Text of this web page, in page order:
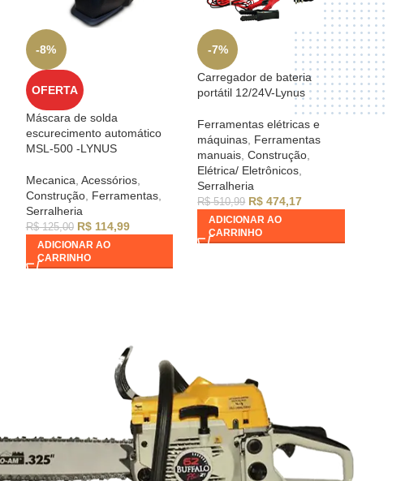
-8%
OFERTA
Máscara de solda
escurecimento automático
MSL-500 -LYNUS
Mecanica Acessórios,
Construção, Ferramentas,
Serralheria
R$125,00 R$114,99
ADICIONAR AO
CARRINHO
-7%
Carregador de bateria
portátil 12/24V-Lynus
Ferramentas elétricas e
máquinas Ferramentas
manuais Construção
Elétrica/ Eletrônicos
Serralheria
R$510,99 R$ 474,17
ADICIONAR AO
CARRINHO
-22%